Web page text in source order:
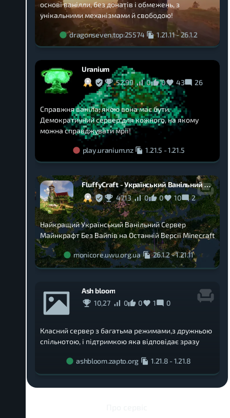
основі ванілли, без донатів і обмежень, з
унікальними механізмами й свободою!
dragonseven.top:25574 1.21.11-26.1.2
Uranium
52,99
0 0 43 26
Справжня ваніла, якою вона має бути.
Демократичний сервер для кожного, на якому
можна справджувати мрії!
play.uranium.nz 1.21.5 -1.21.5
FluffyCraft - Український Ванільний Сервер Майнкрафт Без Вайпів
47,13
0 0 10 2
Найкращий Український Ванільний Сервер
Майнкрафт Без Вайпів на Останній Версії Minecraft
monicore.uwu.org.ua 26.1.2-1.21.11
Ash bloom
10,27
0 0 1 0
Класний сервер з багатьма режимами,з дружньою
спільнотою, і підтримкою яка відповідає зразу
ashbloom.zapto.org 1.21.8 -1.21.8